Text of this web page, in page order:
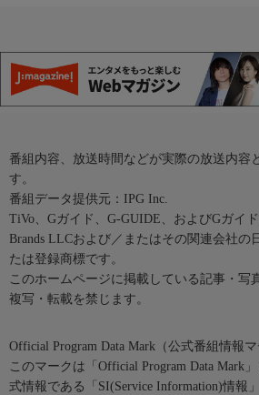
番組内容、放送時間などが実際の放送内容
す。
番組データ提供元：IPG Inc.
TiVo、Gガイド、G-GUIDE、およびGガイ
Brands LLCおよび／またはその関連会社の
たは登録商標です。
このホームページに掲載している記事・写
複写・転載を禁じます。
Official Program Data Mark（公式番組情報マ
このマークは「Official Program Data Mark
式情報である「SI(Service Information)情報